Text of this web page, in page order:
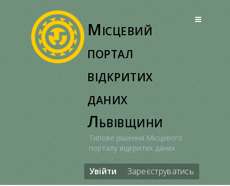
Місцевий
портал
відкритих
даних
Львівщини
Типове рішення Місцевого
порталу відкритих даних
Увійти Зареєструватись